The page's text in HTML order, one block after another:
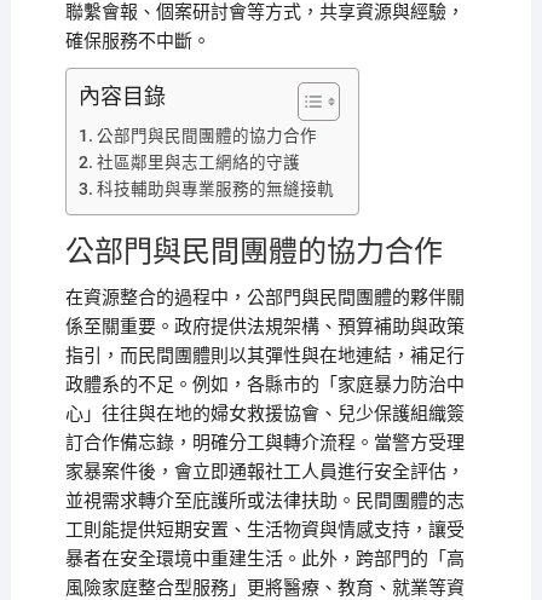
聯繫會報、個案研討會等方式，共享資源與經驗，
確保服務不中斷。
內容目錄
公部門與民間團體的協力合作
社區鄰里與志工網絡的守護
科技輔助與專業服務的無縫接軌
公部門與民間團體的協力合作
在資源整合的過程中，公部門與民間團體的夥伴關
係至關重要。政府提供法規架構、預算補助與政策
指引，而民間團體則以其彈性與在地連結，補足行
政體系的不足。例如，各縣市的「家庭暴力防治中
心」往往與在地的婦女救援協會、兒少保護組織簽
訂合作備忘錄，明確分工與轉介流程。當警方受理
家暴案件後，會立即通報社工人員進行安全評估，
並視需求轉介至庇護所或法律扶助。民間團體的志
工則能提供短期安置、生活物資與情感支持，讓受
暴者在安全環境中重建生活。此外，跨部門的「高
風險家庭整合型服務」更將醫療、教育、就業等資